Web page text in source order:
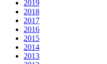
2019
2018
2017
2016
2015
2014
2013